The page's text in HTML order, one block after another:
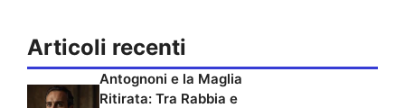
Articoli recenti
Antognoni e la Maglia
Ritirata: Tra Rabbia e